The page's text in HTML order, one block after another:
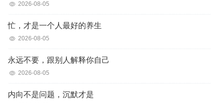
2026-08-05
忙，才是一个人最好的养生
2026-08-05
永远不要，跟别人解释你自己
2026-08-05
内向不是问题，沉默才是